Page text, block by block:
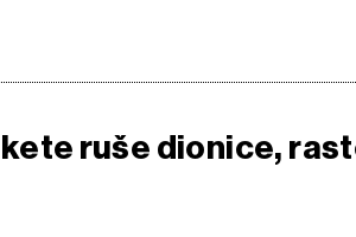
ruše dionice,